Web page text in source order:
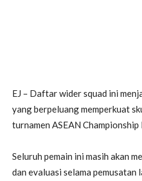
EJ – Daftar wider squad ini
yang berpeluang memperkuat
turnamen ASEAN
Seluruh pemain ini masih akan
dan evaluasi selama pemusatan